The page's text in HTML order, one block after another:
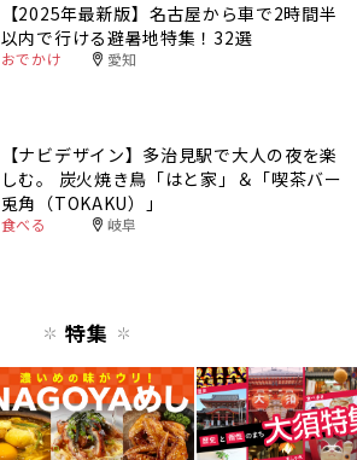
【2025年最新版】名古屋から車で2時間半
以内で行ける避暑地特集！32選
おでかけ 愛知
【ナビデザイン】多治見駅で大人の夜を楽
しむ。 炭火焼き鳥「はと家」＆「喫茶バー
兎角（TOKAKU）」
食べる 岐阜
特集